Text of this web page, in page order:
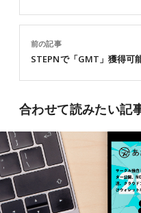
前の記事
STEPNで「GMT」獲得可
合わせて読みたい記